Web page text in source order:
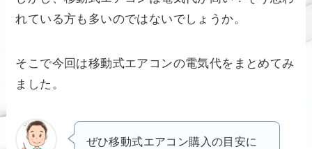
れている方も多いのではないでしょうか。
そこで今回は移動式エアコンの電気代をまとめてみ
ました。
ぜひ移動式エアコン購入の目安に